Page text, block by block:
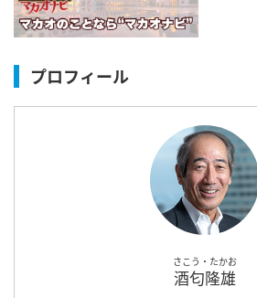
プロフィール
さこう・たかお
酒匂隆雄